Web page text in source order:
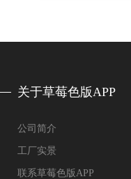
关于草莓色版APP
公司简介
工厂实景
联系草莓色版APP